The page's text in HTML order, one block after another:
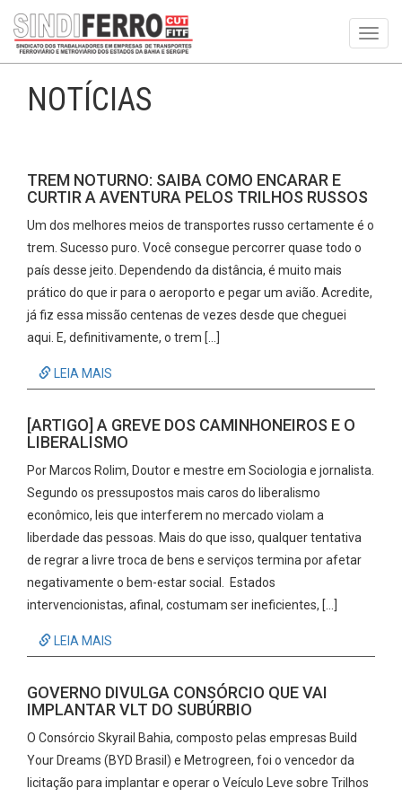
NOTÍCIAS
TREM NOTURNO: SAIBA COMO ENCARAR E
CURTIR A AVENTURA PELOS TRILHOS RUSSOS
Um dos melhores meios de transportes russo certamente é o
trem. Sucesso puro. Você consegue percorrer quase todo o
país desse jeito. Dependendo da distância, é muito mais
prático do que ir para o aeroporto e pegar um avião. Acredite,
já fiz essa missão centenas de vezes desde que cheguei
aqui. E, definitivamente, o trem […]
LEIA MAIS
[ARTIGO] A GREVE DOS CAMINHONEIROS E O
LIBERALISMO
Por Marcos Rolim, Doutor e mestre em Sociologia e jornalista.
Segundo os pressupostos mais caros do liberalismo
econômico, leis que interferem no mercado violam a
liberdade das pessoas. Mais do que isso, qualquer tentativa
de regrar a livre troca de bens e serviços termina por afetar
negativamente o bem-estar social. Estados
intervencionistas, afinal, costumam ser ineficientes, […]
LEIA MAIS
GOVERNO DIVULGA CONSÓRCIO QUE VAI
IMPLANTAR VLT DO SUBÚRBIO
O Consórcio Skyrail Bahia, composto pelas empresas Build
Your Dreams (BYD Brasil) e Metrogreen, foi o vencedor da
licitação para implantar e operar o Veículo Leve sobre Trilhos